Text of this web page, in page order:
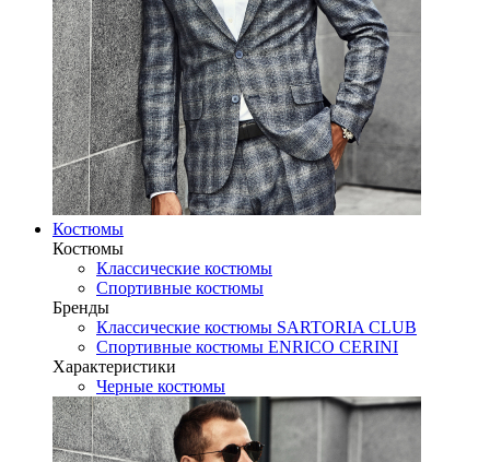
Костюмы
Костюмы
Классические костюмы
Спортивные костюмы
Бренды
Классические костюмы SARTORIA CLUB
Спортивные костюмы ENRICO CERINI
Характеристики
Черные костюмы